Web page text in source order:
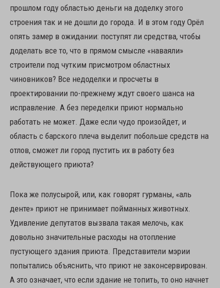
прошлом году областью деньги на доделку этого
строения так и не дошли до города. И в этом году Орёл
опять замер в ожидании: поступят ли средства, чтобы
доделать все то, что в прямом смысле «наваяли»
строители под чутким присмотром областных
чиновников? Все недоделки и просчеты в
проектировании по-прежнему ждут своего шанса на
исправление. А без переделки приют нормально
работать не может. Даже если чудо произойдет, и
область с барского плеча выделит побольше средств на
отлов, сможет ли город пустить их в работу без
действующего приюта?
Пока же полусырой, или, как говорят гурманы, «аль
денте» приют не принимает пойманных животных.
Удивление депутатов вызвала такая мелочь, как
довольно значительные расходы на отопление
пустующего здания приюта. Представители мэрии
попытались объяснить, что приют не законсервирован.
А это означает, что если здание не топить, то оно начнет